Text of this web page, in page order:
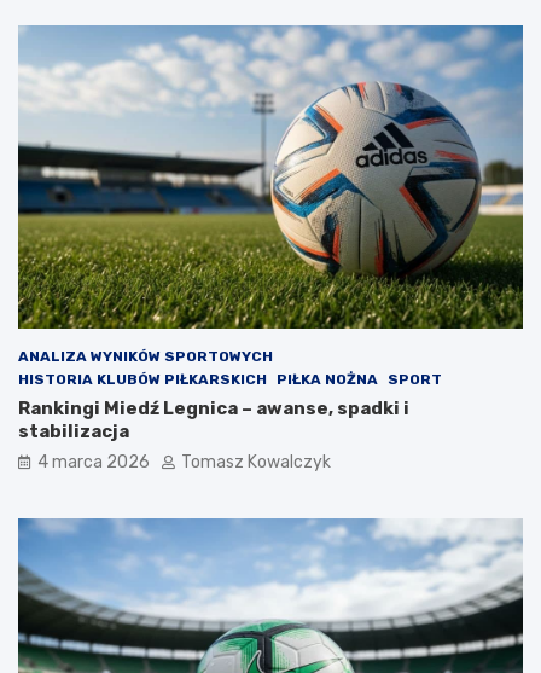
ANALIZA WYNIKÓW SPORTOWYCH
HISTORIA KLUBÓW PIŁKARSKICH
PIŁKA NOŻNA SPORT
Rankingi Miedź Legnica – awanse, spadki i
stabilizacja
4 marca 2026 Tomasz Kowalczyk